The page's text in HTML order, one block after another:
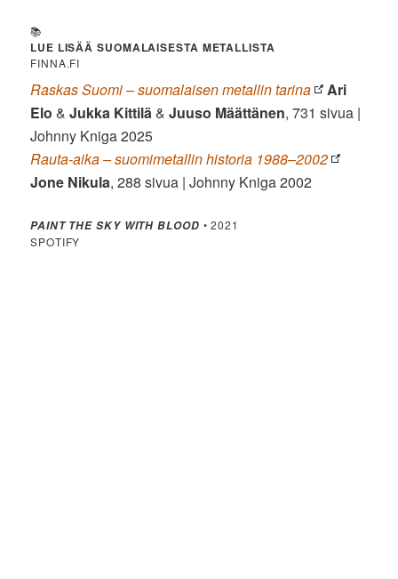
📚
LUE LISÄÄ SUOMALAISESTA METALLISTA
FINNA.FI
Raskas Suomi – suomalaisen metallin tarina
Ari
Elo &Jukka Kittilä&Juuso Määttänen, 731 sivua |
Johnny Kniga 2025
Rauta-aika – suomimetallin historia 1988–2002
Jone Nikula, 288 sivua | Johnny Kniga 2002
PAINT THE SKY WITH BLOOD • 2021
SPOTIFY